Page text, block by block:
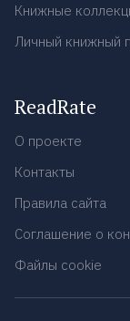
Книжные
Личный книжный
ReadRate
О проекте
Контакты
Правила сайта
Соглашение о
Файлы cookie